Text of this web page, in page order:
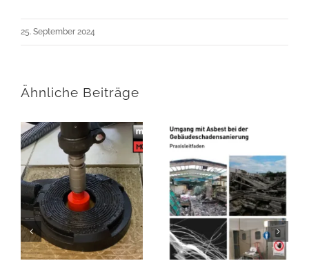
25. September 2024
Ähnliche Beiträge